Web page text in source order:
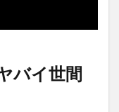
バイ世間